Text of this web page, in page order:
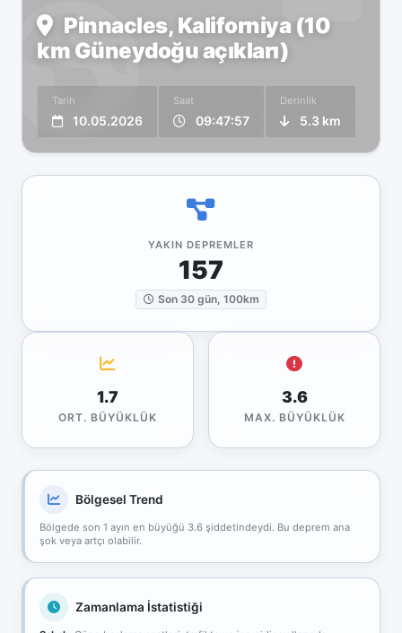
Pinnacles, Kaliforniya (10
km Güneydoğu açıkları)
Tarih
10.05.2026
Saat
09:47:57
Derinlik
5.3 km
YAKIN DEPREMLER
157
Son 30 gün, 100km
1.7
ORT. BÜYÜKLÜK
3.6
MAX. BÜYÜKLÜK
Bölgesel Trend
Bölgede son 1 ayın en büyüğü 3.6 şiddetindeydi. Bu deprem ana
şok veya artçı olabilir.
Zamanlama İstatistiği